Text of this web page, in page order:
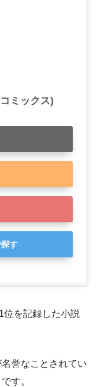
ミックス)
す
を記録した小説
誉なことされてい
です。